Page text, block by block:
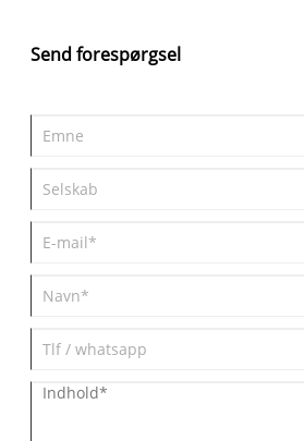
UV-beskyttelse, giver udendørs mod gul 30
Kingsign akryl giver SGS/CE-certifikat,
Send forespørgsel